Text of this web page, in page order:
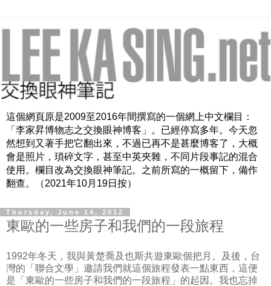
這個網頁原是2009至2016年間撰寫的一個網上中文欄目：
「李家昇博物志之交換眼神博客」。已經停寫多年。今天忽
然想到又著手把它翻出來，不過已再不是甚麼博客了，大概
會是照片，瑣碎文字，甚至中英夾雜，不同片段事記的混合
使用。欄目改為交換眼神筆記。之前所寫的一概留下，備作
翻查。（2021年10月19日按）
Thursday, June 14, 2012
東歐的一些房子和我們的一段旅程
1992年冬天，我與黃楚喬及也斯共遊東歐個把月。及後，台
灣的「聯合文學」邀請我們就這個旅程發表一點東西，這便
是「東歐的一些房子和我們的一段旅程」的起因。我也忘掉